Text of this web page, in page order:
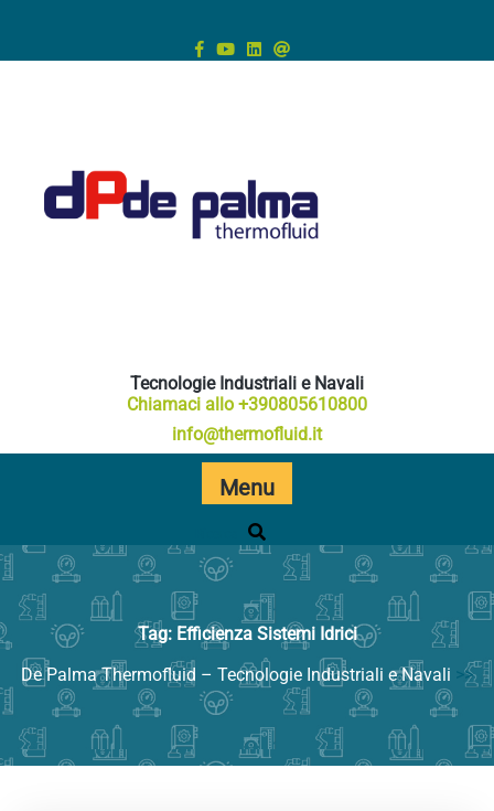
content
Tecnologie Industriali e Navali
Chiamaci allo +390805610800
info@thermofluid.it
Menu
Tag: Efficienza Sistemi Idrici
De Palma Thermofluid – Tecnologie Industriali e Navali >>